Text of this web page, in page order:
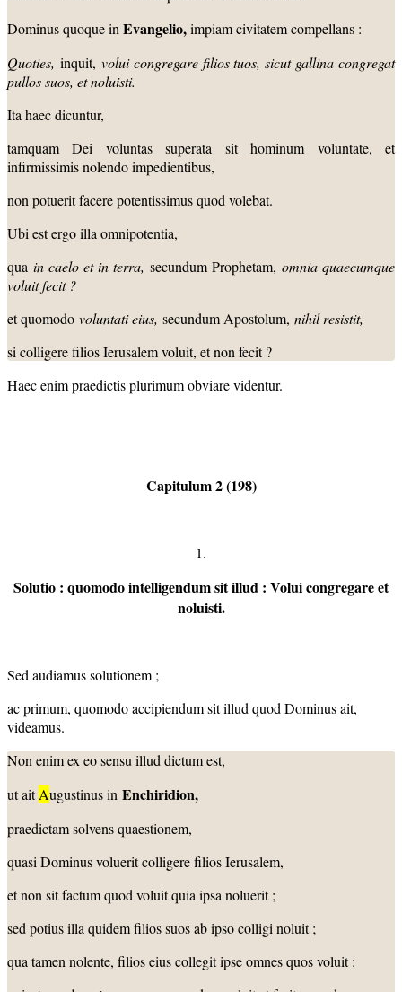
Dominus quoque in Evangelio,impiam civitatem compellans :
Quoties, inquit, volui congregare filios tuos, sicut gallina congregat
pullos suos, et noluisti.
Ita haec dicuntur,
tamquam Dei voluntas superata sit hominum voluntate, et
infirmissimis nolendo impedientibus,
non potuerit facere potentissimus quod volebat.
Ubi est ergo illa omnipotentia,
qua in caelo et in terra, secundum Prophetam, omnia quaecumque
voluit fecit ?
et quomodo voluntati eius, secundum Apostolum, nihil resistit,
si colligere filios Ierusalem voluit, et non fecit ?
Haec enim praedictis plurimum obviare videntur.
Capitulum 2 (198)
1.
Solutio : quomodo intelligendum sit illud : Volui congregare et
noluisti.
Sed audiamus solutionem ;
ac primum, quomodo accipiendum sit illud quod Dominus ait,
videamus.
Non enim ex eo sensu illud dictum est,
ut aitAugustinus in Enchiridion,
praedictam solvens quaestionem,
quasi Dominus voluerit colligere filios Ierusalem,
et non sit factum quod voluit quia ipsa noluerit ;
sed potius illa quidem filios suos ab ipso colligi noluit ;
qua tamen nolente, filios eius collegit ipse omnes quos voluit :